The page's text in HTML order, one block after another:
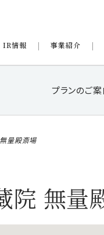
IR情報 事業紹介
プランのご
量殿斎場
院 無量